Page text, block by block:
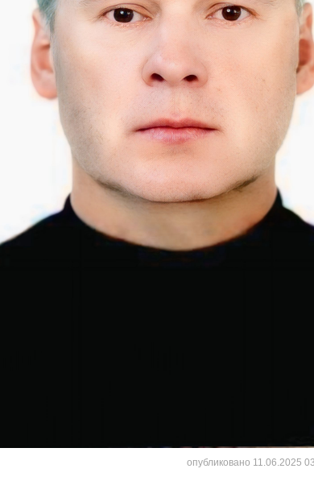
опубликовано 11.06.2025